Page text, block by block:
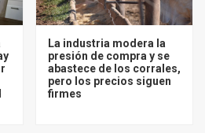
La industria modera la
presión de compra y se
abastece de los corrales,
pero los precios siguen
firmes